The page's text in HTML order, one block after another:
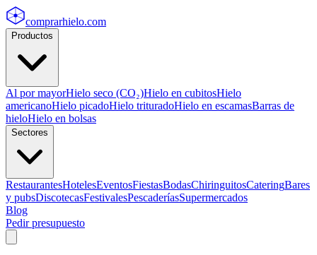
comprarhielo.com
Productos
Al por mayorHielo seco (CO₂)Hielo en cubitosHielo
americanoHielo picadoHielo trituradoHielo en escamasBarras de
hieloHielo en bolsas
Sectores
RestaurantesHotelesEventosFiestasBodasChiringuitosCateringBares
y pubsDiscotecasFestivalesPescaderíasSupermercados
Blog
Pedir presupuesto